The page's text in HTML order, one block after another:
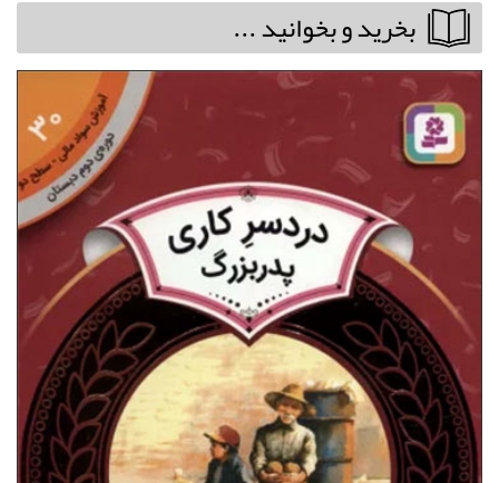
بخريد و بخوانيد ...